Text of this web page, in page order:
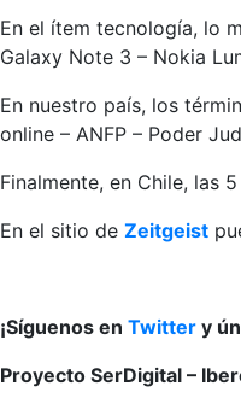
En el ítem tecnología, lo
Galaxy Note 3 – Nokia
En nuestro país, los
online – ANFP – Poder
Finalmente, en Chile, las
En el sitio de Zeitgeist
¡Síguenos en Twitter y
Proyecto SerDigital –